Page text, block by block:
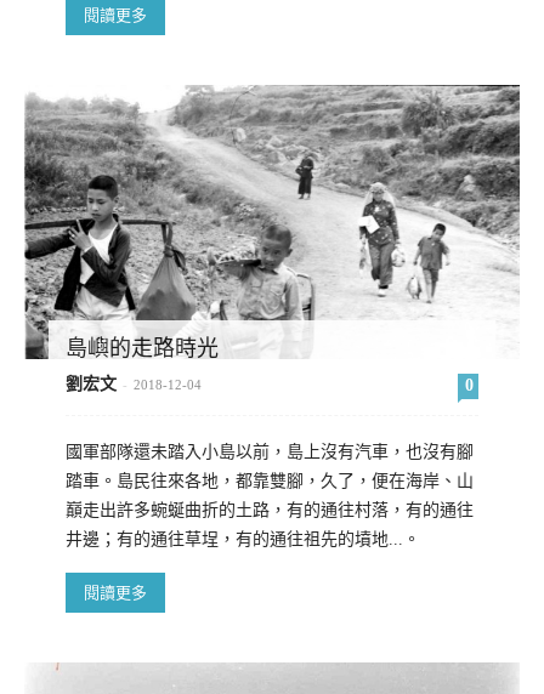
閱讀更多
島嶼的走路時光
劉宏文 - 2018-12-04 0
國軍部隊還未踏入小島以前，島上沒有汽車，也沒有腳
踏車。島民往來各地，都靠雙腳，久了，便在海岸、山
巔走出許多蜿蜒曲折的土路，有的通往村落，有的通往
井邊；有的通往草埕，有的通往祖先的墳地...。
閱讀更多